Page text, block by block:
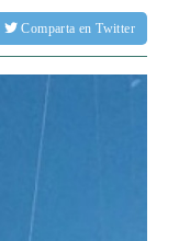
Comparta en Twitter